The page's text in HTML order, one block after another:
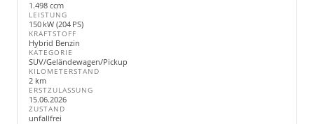
1.498 ccm
LEISTUNG
150 kW (204 PS)
KRAFTSTOFF
Hybrid Benzin
KATEGORIE
SUV/Geländewagen/Pickup
KILOMETERSTAND
2 km
ERSTZULASSUNG
15.06.2026
ZUSTAND
unfallfrei